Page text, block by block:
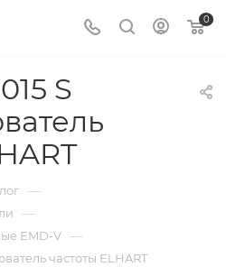
0
S
—
—
EMD-V —
частоты ELHART